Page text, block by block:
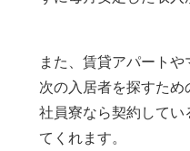
また、賃貸アパート
次の入居者を探すため
社員寮なら契約して
てくれます。